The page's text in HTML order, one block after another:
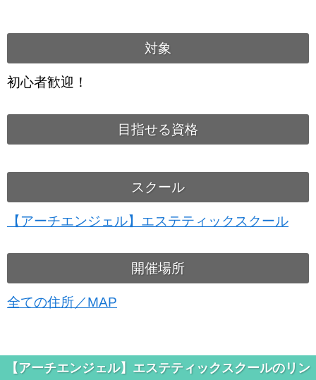
対象
初心者歓迎！
目指せる資格
スクール
【アーチエンジェル】エステティックスクール
開催場所
全ての住所／MAP
【アーチエンジェル】エステティックスクールのリン